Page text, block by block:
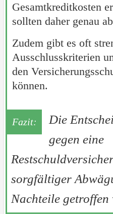
Gesamtkreditkosten
sollten daher genau
Zudem gibt es oft
Ausschlusskriterien
den
können.
Die
gegen eine
sorgfältiger
Nachteile getroffen